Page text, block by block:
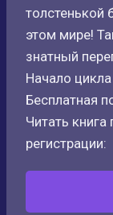
толстенькой
этом мире!
знатный
Начало
Бесплатная
Читать
регистрации: